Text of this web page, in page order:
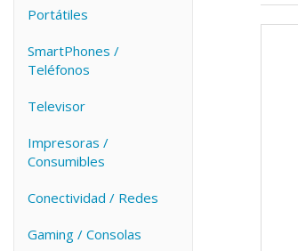
Portátiles
SmartPhones /
Teléfonos
Televisor
Impresoras /
Consumibles
Conectividad / Redes
Gaming / Consolas